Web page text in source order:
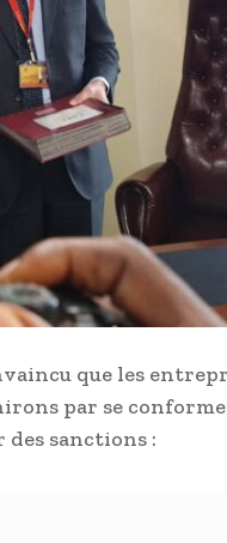
que les
par se
sanctions :